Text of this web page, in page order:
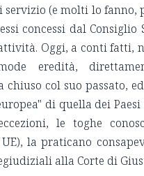
servizio (e molti lo fanno,
concessi dal
Oggi, a conti fatti,
eredità,
chiuso col suo passato,
di quella dei
le toghe
UE), la praticano
alla Corte di